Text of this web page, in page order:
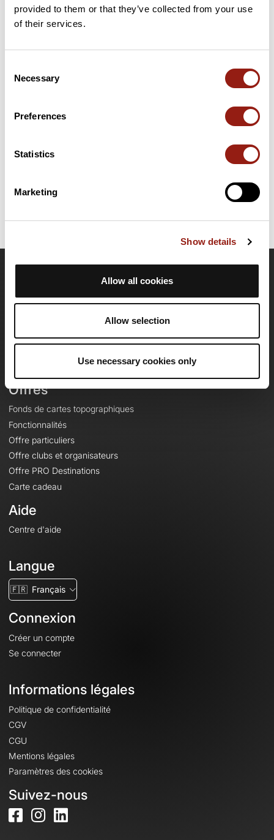
provided to them or that they’ve collected from your use
of their services.
Selection
Necessary
Preferences
Statistics
Marketing
Show details
Allow all cookies
Allow selection
Use necessary cookies only
Ajouter un avis
Résumé
Découvrez ce parcours de vélo de 77,9 km à proximité de
présente une ascension cumulée de plus de 450m. Prévoyez
environ 3 heures et 23 minutes pour réaliser ce parcours.
Equipe
Offres
Fonds de cartes topographiques
Fonctionnalités
Offre particuliers
Offre clubs et organisateurs
Offre PRO Destinations
Carte cadeau
Aide
Centre d'aide
Langue
🇫🇷 Français
Connexion
Créer un compte
Se connecter
Informations légales
Politique de confidentialité
CGV
CGU
Mentions légales
Paramètres des cookies
Suivez-nous